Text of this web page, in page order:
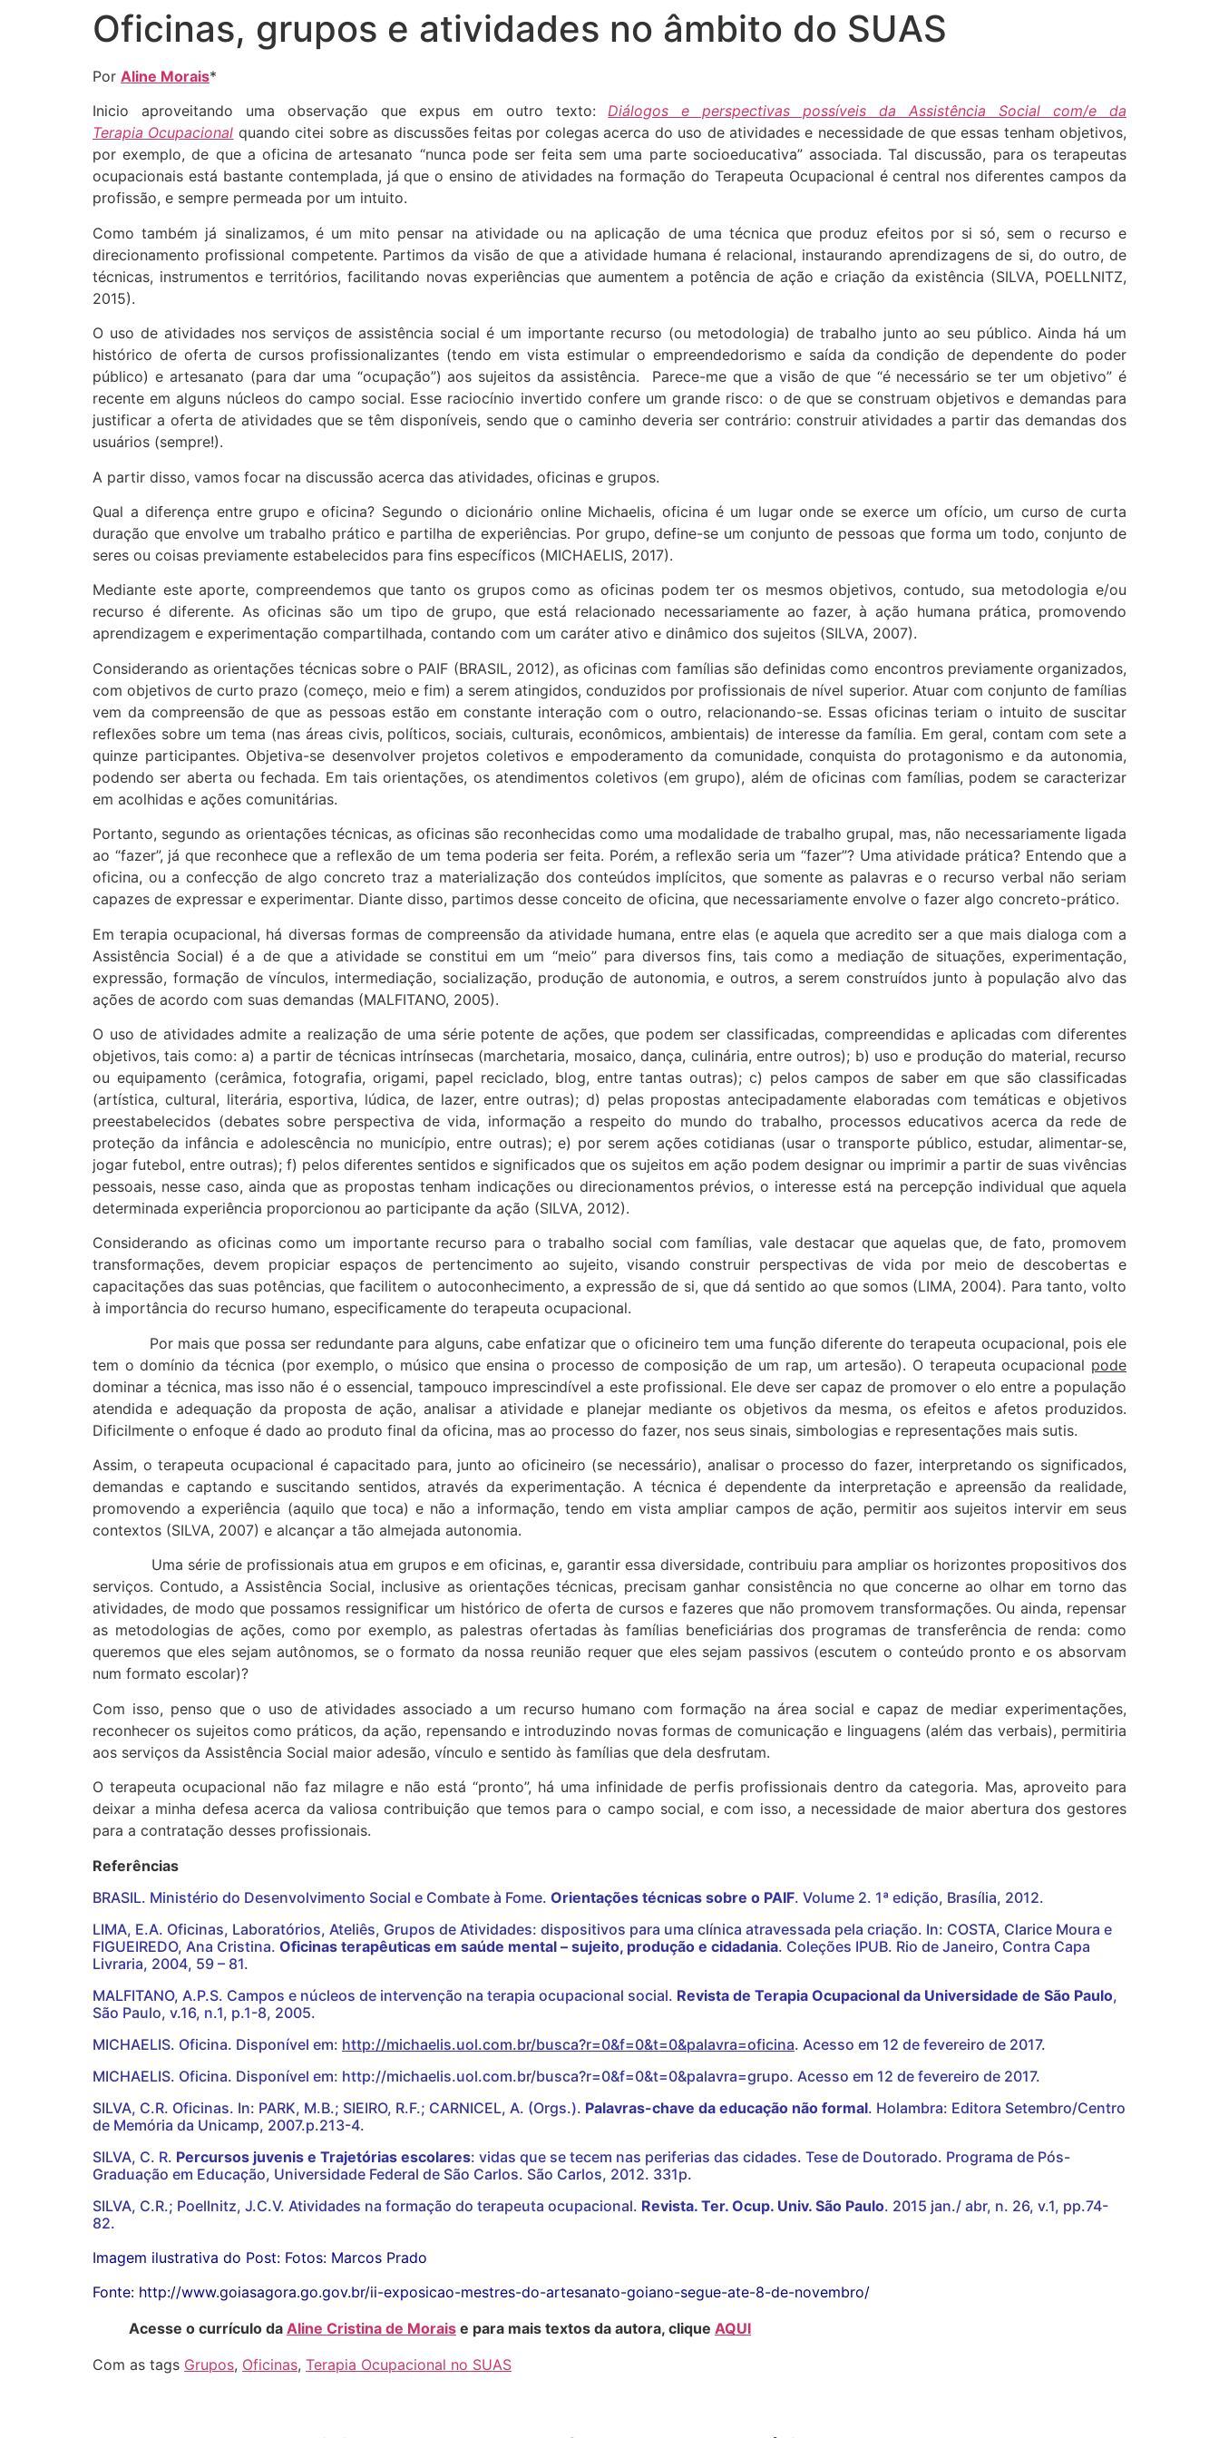
Oficinas, grupos e atividades no âmbito do SUAS
Por Aline Morais*
Inicio aproveitando uma observação que expus em outro texto:Diálogos e perspectivas possíveis da Assistência Social com/e da
Terapia Ocupacional quando citei sobre as discussões feitas por colegas acerca do uso de atividades e necessidade de que essas tenham objetivos,
por exemplo, de que a oficina de artesanato “nunca pode ser feita sem uma parte socioeducativa” associada. Tal discussão, para os terapeutas
ocupacionais está bastante contemplada, já que o ensino de atividades na formação do Terapeuta Ocupacional é central nos diferentes campos da
profissão, e sempre permeada por um intuito.
Como também já sinalizamos, é um mito pensar na atividade ou na aplicação de uma técnica que produz efeitos por si só, sem o recurso e
direcionamento profissional competente. Partimos da visão de que a atividade humana é relacional, instaurando aprendizagens de si, do outro, de
técnicas, instrumentos e territórios, facilitando novas experiências que aumentem a potência de ação e criação da existência (SILVA, POELLNITZ,
2015).
O uso de atividades nos serviços de assistência social é um importante recurso (ou metodologia) de trabalho junto ao seu público. Ainda há um
histórico de oferta de cursos profissionalizantes (tendo em vista estimular o empreendedorismo e saída da condição de dependente do poder
público) e artesanato (para dar uma “ocupação”) aos sujeitos da assistência. Parece-me que a visão de que “é necessário se ter um objetivo” é
recente em alguns núcleos do campo social. Esse raciocínio invertido confere um grande risco: o de que se construam objetivos e demandas para
justificar a oferta de atividades que se têm disponíveis, sendo que o caminho deveria ser contrário: construir atividades a partir das demandas dos
usuários (sempre!).
A partir disso, vamos focar na discussão acerca das atividades, oficinas e grupos.
Qual a diferença entre grupo e oficina? Segundo o dicionário online Michaelis, oficina é um lugar onde se exerce um ofício, um curso de curta
duração que envolve um trabalho prático e partilha de experiências. Por grupo, define-se um conjunto de pessoas que forma um todo, conjunto de
seres ou coisas previamente estabelecidos para fins específicos (MICHAELIS, 2017).
Mediante este aporte, compreendemos que tanto os grupos como as oficinas podem ter os mesmos objetivos, contudo, sua metodologia e/ou
recurso é diferente. As oficinas são um tipo de grupo, que está relacionado necessariamente ao fazer, à ação humana prática, promovendo
aprendizagem e experimentação compartilhada, contando com um caráter ativo e dinâmico dos sujeitos (SILVA, 2007).
Considerando as orientações técnicas sobre o PAIF (BRASIL, 2012), as oficinas com famílias são definidas como encontros previamente organizados,
com objetivos de curto prazo (começo, meio e fim) a serem atingidos, conduzidos por profissionais de nível superior. Atuar com conjunto de famílias
vem da compreensão de que as pessoas estão em constante interação com o outro, relacionando-se. Essas oficinas teriam o intuito de suscitar
reflexões sobre um tema (nas áreas civis, políticos, sociais, culturais, econômicos, ambientais) de interesse da família. Em geral, contam com sete a
quinze participantes. Objetiva-se desenvolver projetos coletivos e empoderamento da comunidade, conquista do protagonismo e da autonomia,
podendo ser aberta ou fechada. Em tais orientações, os atendimentos coletivos (em grupo), além de oficinas com famílias, podem se caracterizar
em acolhidas e ações comunitárias.
Portanto, segundo as orientações técnicas, as oficinas são reconhecidas como uma modalidade de trabalho grupal, mas, não necessariamente ligada
ao “fazer”, já que reconhece que a reflexão de um tema poderia ser feita. Porém, a reflexão seria um “fazer”? Uma atividade prática? Entendo que a
oficina, ou a confecção de algo concreto traz a materialização dos conteúdos implícitos, que somente as palavras e o recurso verbal não seriam
capazes de expressar e experimentar. Diante disso, partimos desse conceito de oficina, que necessariamente envolve o fazer algo concreto-prático.
Em terapia ocupacional, há diversas formas de compreensão da atividade humana, entre elas (e aquela que acredito ser a que mais dialoga com a
Assistência Social) é a de que a atividade se constitui em um “meio” para diversos fins, tais como a mediação de situações, experimentação,
expressão, formação de vínculos, intermediação, socialização, produção de autonomia, e outros, a serem construídos junto à população alvo das
ações de acordo com suas demandas (MALFITANO, 2005).
O uso de atividades admite a realização de uma série potente de ações, que podem ser classificadas, compreendidas e aplicadas com diferentes
objetivos, tais como: a) a partir de técnicas intrínsecas (marchetaria, mosaico, dança, culinária, entre outros); b) uso e produção do material, recurso
ou equipamento (cerâmica, fotografia, origami, papel reciclado, blog, entre tantas outras); c) pelos campos de saber em que são classificadas
(artística, cultural, literária, esportiva, lúdica, de lazer, entre outras); d) pelas propostas antecipadamente elaboradas com temáticas e objetivos
preestabelecidos (debates sobre perspectiva de vida, informação a respeito do mundo do trabalho, processos educativos acerca da rede de
proteção da infância e adolescência no município, entre outras); e) por serem ações cotidianas (usar o transporte público, estudar, alimentar-se,
jogar futebol, entre outras); f) pelos diferentes sentidos e significados que os sujeitos em ação podem designar ou imprimir a partir de suas vivências
pessoais, nesse caso, ainda que as propostas tenham indicações ou direcionamentos prévios, o interesse está na percepção individual que aquela
determinada experiência proporcionou ao participante da ação (SILVA, 2012).
Considerando as oficinas como um importante recurso para o trabalho social com famílias, vale destacar que aquelas que, de fato, promovem
transformações, devem propiciar espaços de pertencimento ao sujeito, visando construir perspectivas de vida por meio de descobertas e
capacitações das suas potências, que facilitem o autoconhecimento, a expressão de si, que dá sentido ao que somos (LIMA, 2004). Para tanto, volto
à importância do recurso humano, especificamente do terapeuta ocupacional.
Por mais que possa ser redundante para alguns, cabe enfatizar que o oficineiro tem uma função diferente do terapeuta ocupacional, pois ele
tem o domínio da técnica (por exemplo, o músico que ensina o processo de composição de um rap, um artesão). O terapeuta ocupacional pode
dominar a técnica, mas isso não é o essencial, tampouco imprescindível a este profissional. Ele deve ser capaz de promover o elo entre a população
atendida e adequação da proposta de ação, analisar a atividade e planejar mediante os objetivos da mesma, os efeitos e afetos produzidos.
Dificilmente o enfoque é dado ao produto final da oficina, mas ao processo do fazer, nos seus sinais, simbologias e representações mais sutis.
Assim, o terapeuta ocupacional é capacitado para, junto ao oficineiro (se necessário), analisar o processo do fazer, interpretando os significados,
demandas e captando e suscitando sentidos, através da experimentação. A técnica é dependente da interpretação e apreensão da realidade,
promovendo a experiência (aquilo que toca) e não a informação, tendo em vista ampliar campos de ação, permitir aos sujeitos intervir em seus
contextos (SILVA, 2007) e alcançar a tão almejada autonomia.
Uma série de profissionais atua em grupos e em oficinas, e, garantir essa diversidade, contribuiu para ampliar os horizontes propositivos dos
serviços. Contudo, a Assistência Social, inclusive as orientações técnicas, precisam ganhar consistência no que concerne ao olhar em torno das
atividades, de modo que possamos ressignificar um histórico de oferta de cursos e fazeres que não promovem transformações. Ou ainda, repensar
as metodologias de ações, como por exemplo, as palestras ofertadas às famílias beneficiárias dos programas de transferência de renda: como
queremos que eles sejam autônomos, se o formato da nossa reunião requer que eles sejam passivos (escutem o conteúdo pronto e os absorvam
num formato escolar)?
Com isso, penso que o uso de atividades associado a um recurso humano com formação na área social e capaz de mediar experimentações,
reconhecer os sujeitos como práticos, da ação, repensando e introduzindo novas formas de comunicação e linguagens (além das verbais), permitiria
aos serviços da Assistência Social maior adesão, vínculo e sentido às famílias que dela desfrutam.
O terapeuta ocupacional não faz milagre e não está “pronto”, há uma infinidade de perfis profissionais dentro da categoria. Mas, aproveito para
deixar a minha defesa acerca da valiosa contribuição que temos para o campo social, e com isso, a necessidade de maior abertura dos gestores
para a contratação desses profissionais.
Referências
BRASIL. Ministério do Desenvolvimento Social e Combate à Fome. Orientações técnicas sobre o PAIF. Volume 2. 1ª edição, Brasília, 2012.
LIMA, E.A. Oficinas, Laboratórios, Ateliês, Grupos de Atividades: dispositivos para uma clínica atravessada pela criação. In: COSTA, Clarice Moura e
FIGUEIREDO, Ana Cristina. Oficinas terapêuticas em saúde mental – sujeito, produção e cidadania. Coleções IPUB. Rio de Janeiro, Contra Capa
Livraria, 2004, 59 – 81.
MALFITANO, A.P.S. Campos e núcleos de intervenção na terapia ocupacional social. Revista de Terapia Ocupacional da Universidade de São Paulo,
São Paulo, v.16, n.1, p.1-8, 2005.
MICHAELIS. Oficina. Disponível em: http://michaelis.uol.com.br/busca?r=0&f=0&t=0&palavra=oficina. Acesso em 12 de fevereiro de 2017.
MICHAELIS. Oficina. Disponível em: http://michaelis.uol.com.br/busca?r=0&f=0&t=0&palavra=grupo. Acesso em 12 de fevereiro de 2017.
SILVA, C.R. Oficinas. In: PARK, M.B.; SIEIRO, R.F.; CARNICEL, A. (Orgs.). Palavras-chave da educação não formal. Holambra: Editora Setembro/Centro
de Memória da Unicamp, 2007.p.213-4.
SILVA, C. R. Percursos juvenis e Trajetórias escolares: vidas que se tecem nas periferias das cidades. Tese de Doutorado. Programa de Pós-
Graduação em Educação, Universidade Federal de São Carlos. São Carlos, 2012. 331p.
SILVA, C.R.; Poellnitz, J.C.V. Atividades na formação do terapeuta ocupacional. Revista. Ter. Ocup. Univ. São Paulo. 2015 jan./ abr, n. 26, v.1, pp.74-
82.
Imagem ilustrativa do Post: Fotos: Marcos Prado
Fonte: http://www.goiasagora.go.gov.br/ii-exposicao-mestres-do-artesanato-goiano-segue-ate-8-de-novembro/
Acesse o currículo da Aline Cristina de Morais e para mais textos da autora, clique AQUI
Com as tags Grupos, Oficinas, Terapia Ocupacional no SUAS